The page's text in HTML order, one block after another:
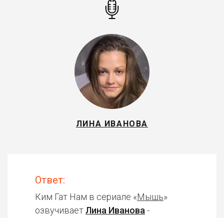
ЛИНА ИВАНОВА
Ответ:
Ким Гат Нам в сериале «Мышь»
озвучиваетЛина Иванова -